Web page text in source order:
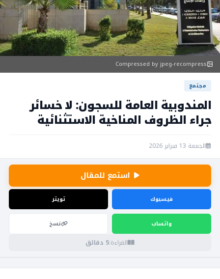
Compressed by jpeg-recompress
مجتمع
المندوبية العامة للسجون: لا خسائر
جراء الظروف المناخية الاستثنائية
الجمعة 13 فبراير 2026
استمع للمقال
فيسبوك تويتر
واتساب نسخ
القراءة:5 دقائق